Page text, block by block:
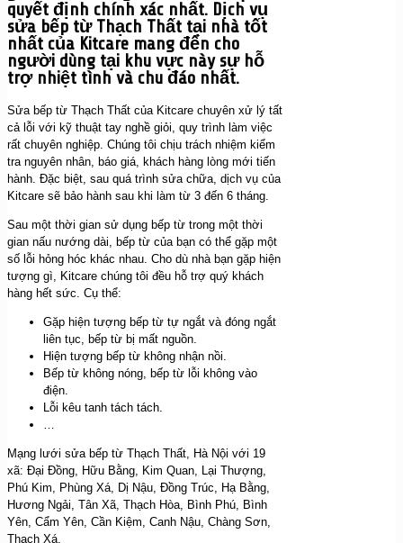
quyết định chính xác nhất. Dịch vụ
sửa bếp từ Thạch Thất tại nhà tốt
nhất của Kitcare mang đến cho
người dùng tại khu vực này sự hỗ
trợ nhiệt tình và chu đáo nhất.
Sửa bếp từ Thạch Thất của Kitcare chuyên xử lý tất
cả lỗi với kỹ thuật tay nghề giỏi, quy trình làm việc
rất chuyên nghiệp. Chúng tôi chịu trách nhiệm kiểm
tra nguyên nhân, báo giá, khách hàng lòng mới tiến
hành. Đặc biệt, sau quá trình sửa chữa, dịch vụ của
Kitcare sẽ bảo hành sau khi làm từ 3 đến 6 tháng.
Sau một thời gian sử dụng bếp từ trong một thời
gian nấu nướng dài, bếp từ của bạn có thể gặp một
số lỗi hỏng hóc khác nhau. Cho dù nhà bạn gặp hiện
tượng gì, Kitcare chúng tôi đều hỗ trợ quý khách
hàng hết sức. Cụ thể:
Gặp hiện tượng bếp từ tự ngắt và đóng ngắt
liên tục, bếp từ bị mất nguồn.
Hiện tượng bếp từ không nhận nồi.
Bếp từ không nóng, bếp từ lỗi không vào
điện.
Lỗi kêu tanh tách tách.
Mạng lưới sửa bếp từ Thạch Thất, Hà Nội với 19
xã: Đại Đồng, Hữu Bằng, Kim Quan, Lại Thượng,
Phú Kim, Phùng Xá, Dị Nậu, Đồng Trúc, Hạ Bằng,
Hương Ngải, Tân Xã, Thạch Hòa, Bình Phú, Bình
Yên, Cẩm Yên, Cần Kiệm, Canh Nậu, Chàng Sơn,
Thạch Xá.